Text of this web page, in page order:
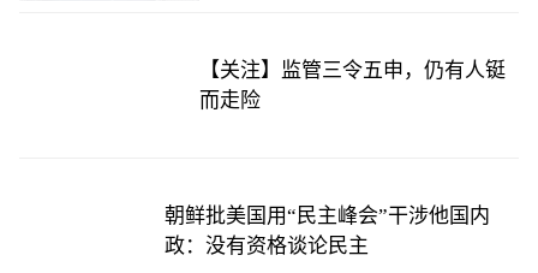
【关注】监管三令五申，仍有人铤
而走险
朝鲜批美国用“民主峰会”干涉他国内
政：没有资格谈论民主